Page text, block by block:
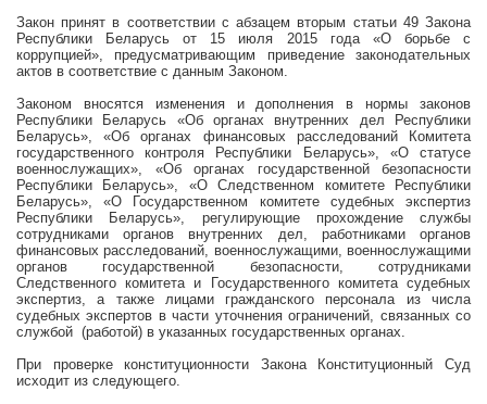
Закон принят в соответствии с абзацем вторым статьи 49 Закона
Республики Беларусь от 15 июля 2015 года«О борьбе с
коррупцией», предусматривающим приведение законодательных
актов в соответствие с данным Законом.
Законом вносятся изменения и дополнения в нормы законов
Республики Беларусь «Об органах внутренних дел Республики
Беларусь», «Об органах финансовых расследований Комитета
государственного контроля Республики Беларусь», «О статусе
военнослужащих», «Об органах государственной безопасности
Республики Беларусь», «О Следственном комитете Республики
Беларусь», «О Государственном комитете судебных экспертиз
Республики Беларусь», регулирующие прохождение службы
сотрудниками органов внутренних дел, работниками органов
финансовых расследований, военнослужащими, военнослужащими
органов государственной безопасности, сотрудниками
Следственного комитета и Государственного комитета судебных
экспертиз, а также лицами гражданского персонала из числа
судебных экспертов в части уточнения ограничений, связанных со
службой (работой) в указанных государственных органах.
При проверке конституционности Закона Конституционный Суд
исходит из следующего.